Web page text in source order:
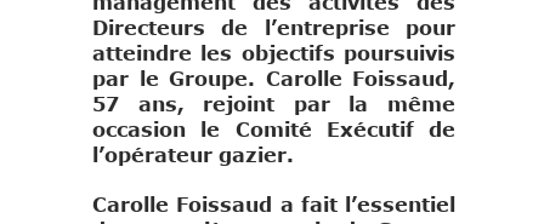
Directeurs de l’entreprise pour
atteindre les objectifs poursuivis
par le Groupe. Carolle Foissaud,
57 ans, rejoint par la même
occasion le Comité Exécutif de
l’opérateur gazier.
Carolle Foissaud a fait l’essentiel